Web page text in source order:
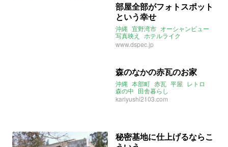
部屋全部がフォトスポット
という幸せ
沖縄 宜野湾市 オーシャンビュー
写真映え
ホテルライク
ヴィンテージ
www.dspec.jp
森のなかの赤瓦のお家
沖縄 本部町 赤瓦 平屋 レトロ
森の中 田舎暮らし
kariyushi2103.com
秘密基地に仕上げるならこ